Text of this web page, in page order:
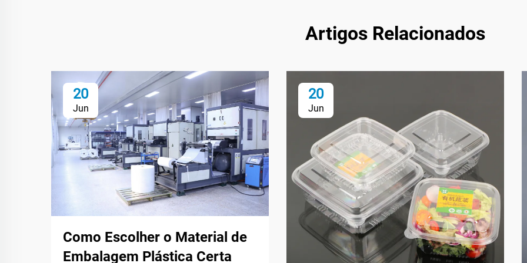
Artigos Relacionados
20
Jun
Como Escolher o Material de
Embalagem Plástica Certa
20
Jun